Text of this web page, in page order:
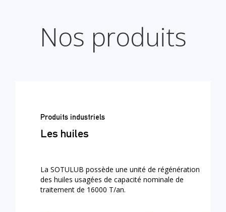
Nos produits
Produits industriels
Les huiles
La SOTULUB possède une unité de régénération
des huiles usagées de capacité nominale de
traitement de 16000 T/an.